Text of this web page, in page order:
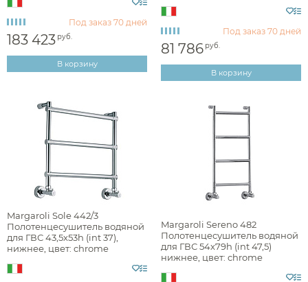
брашированная
глянцевая
Стилистика дизайна
арт-деко
лофт
минимализм
Под заказ 70 дней
183 423 руб.
В корзину
Под заказ 70 дней
81 786 руб.
В корзину
Margaroli Sole 442/3
Полотенцесушитель водяной
для ГВС 43,5х53h (int 37),
нижнее, цвет: chrome
Margaroli Sereno 482
Полотенцесушитель водяной
для ГВС 54x79h (int 47,5)
нижнее, цвет: chrome